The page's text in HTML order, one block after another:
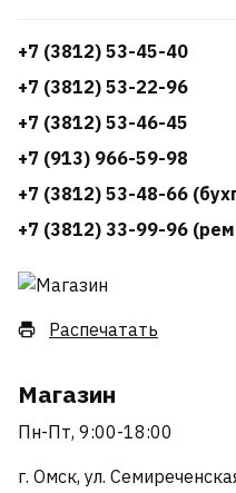
+7 (3812) 53-45-40
+7 (3812) 53-22-96
+7 (3812) 53-46-45
+7 (913) 966-59-98
+7 (3812) 53-48-66
+7 (3812) 33-99-96
Распечатать
Магазин
Пн-Пт, 9:00-18:00
г. Омск, ул.